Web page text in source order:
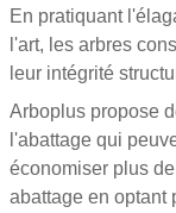
En pratiquant
l'art, les arbres
leur intégrité
Arboplus propose
l'abattage qui
économiser plus
abattage en optant